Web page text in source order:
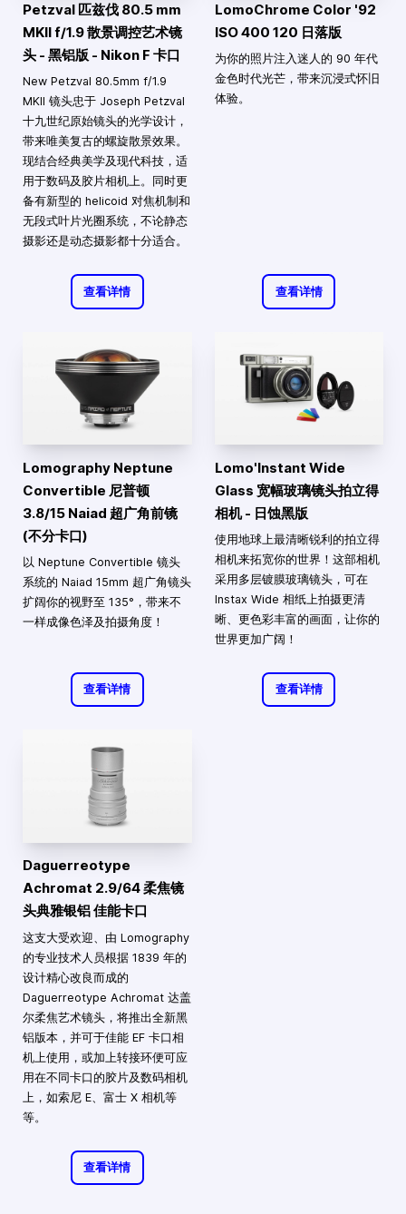
Petzval 匹兹伐 80.5 mm
MKII f/1.9 散景调控艺术镜
头 - 黑铝版 - Nikon F 卡口
New Petzval 80.5mm f/1.9
MKII 镜头忠于 Joseph Petzval
十九世纪原始镜头的光学设计，
带来唯美复古的螺旋散景效果。
现结合经典美学及现代科技，适
用于数码及胶片相机上。同时更
备有新型的 helicoid 对焦机制和
无段式叶片光圈系统，不论静态
摄影还是动态摄影都十分适合。
查看详情
LomoChrome Color '92
ISO 400 120 日落版
为你的照片注入迷人的 90 年代
金色时代光芒，带来沉浸式怀旧
体验。
查看详情
Lomography Neptune
Convertible 尼普顿
3.8/15 Naiad 超广角前镜
(不分卡口)
以 Neptune Convertible 镜头
系统的 Naiad 15mm 超广角镜头
扩阔你的视野至 135°，带来不
一样成像色泽及拍摄角度！
查看详情
Lomo'Instant Wide
Glass 宽幅玻璃镜头拍立得
相机 - 日蚀黑版
使用地球上最清晰锐利的拍立得
相机来拓宽你的世界！这部相机
采用多层镀膜玻璃镜头，可在
Instax Wide 相纸上拍摄更清
晰、更色彩丰富的画面，让你的
世界更加广阔！
查看详情
Daguerreotype
Achromat 2.9/64 柔焦镜
头典雅银铝 佳能卡口
这支大受欢迎、由 Lomography
的专业技术人员根据 1839 年的
设计精心改良而成的
Daguerreotype Achromat 达盖
尔柔焦艺术镜头，将推出全新黑
铝版本，并可于佳能 EF 卡口相
机上使用，或加上转接环便可应
用在不同卡口的胶片及数码相机
上，如索尼 E、富士 X 相机等
等。
查看详情